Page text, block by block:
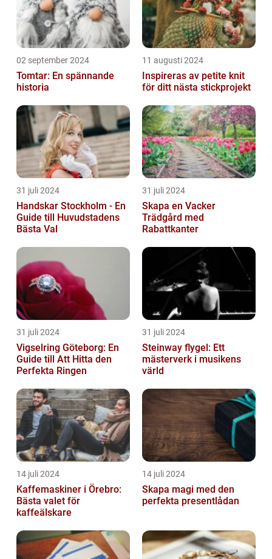
02 september 2024
Tomtar: En spännande
historia
11 augusti 2024
Inspireras av petite knit
för ditt nästa stickprojekt
31 juli 2024
Handskar Stockholm - En
Guide till Huvudstadens
Bästa Val
31 juli 2024
Skapa en Vacker
Trädgård med
Rabattkanter
31 juli 2024
Vigselring Göteborg: En
Guide till Att Hitta den
Perfekta Ringen
31 juli 2024
Steinway flygel: Ett
mästerverk i musikens
värld
14 juli 2024
Kaffemaskiner i Örebro:
Bästa valet för
kaffeälskare
14 juli 2024
Skapa magi med den
perfekta presentlådan